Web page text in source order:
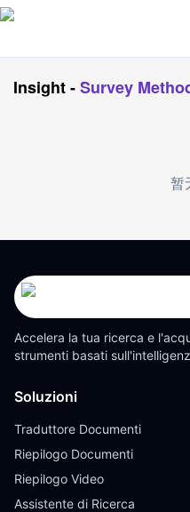
Insight-Survey
暂
Accelera la tua ricerca e
strumenti basati
Soluzioni
Traduttore Documenti
Riepilogo Documenti
Riepilogo Video
Assistente di Ricerca